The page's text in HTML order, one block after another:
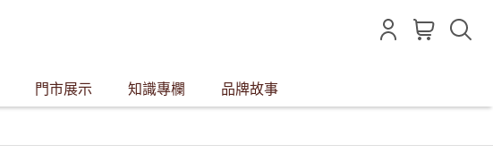
門市展示 知識專欄 品牌故事